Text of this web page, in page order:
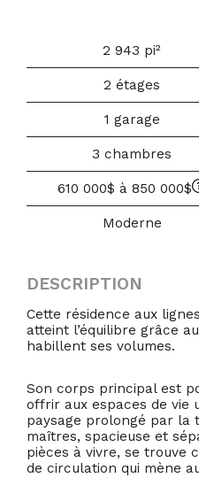
2 943 pi²
2 étages
1 garage
3 chambres
610 000$ à 850 000$
Moderne
DESCRIPTION
Cette résidence aux
atteint l’équilibre grâce
habillent ses volumes.
Son corps principal est
offrir aux espaces de vie
paysage prolongé par la
maîtres, spacieuse et
pièces à vivre, se trouve
de circulation qui mène